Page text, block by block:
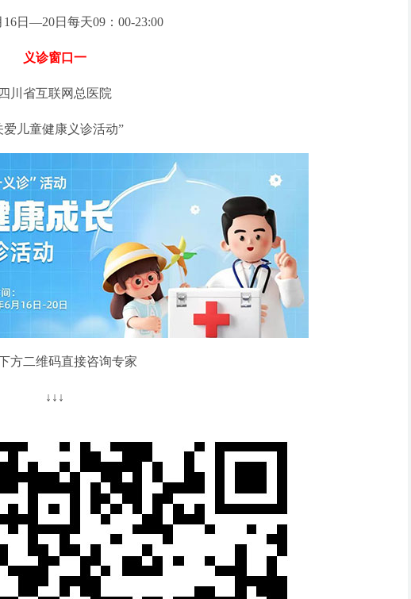
16日—20日每天09：00-23:00
义诊窗口一
川省互联网总医院
爱儿童健康义诊活动”
方二维码直接咨询专家
↓↓↓